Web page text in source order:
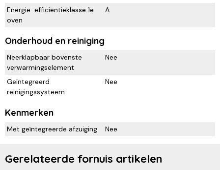
Energie-efficiëntieklasse 1e
oven
A
Onderhoud en reiniging
Neerklapbaar bovenste
verwarmingselement
Nee
Geïntegreerd
reinigingssysteem
Nee
Kenmerken
Met geïntegreerde afzuiging Nee
Gerelateerde fornuis artikelen